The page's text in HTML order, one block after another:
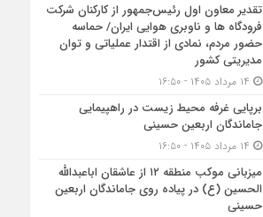
تقدیر معاون اول رئیس‌جمهور از کارکنان شرکت
فرودگاه ها و ناوبری هوایی ایران/ حماسه
حضور مردم، نمادی از اقتدار عملیاتی و توان
مدیریتی کشور
برپایی غرفه محیط زیست در راهپیمایی
جاماندگان اربعین حسینی
میزبانی موکب منطقه ۱۲ از عاشقان اباعبدالله
الحسین (ع) در پیاده روی جاماندگان اربعین
حسینی